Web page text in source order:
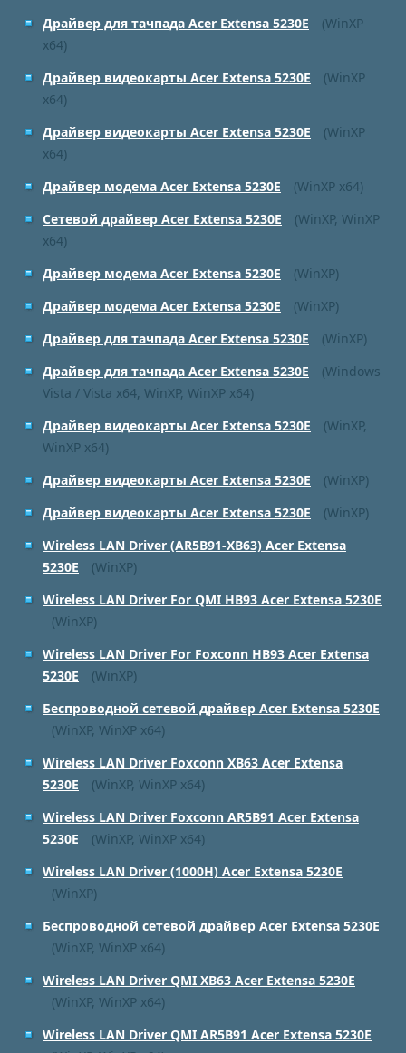
Драйвер для тачпада Acer Extensa 5230E
(WinXP
x64)
Драйвер видеокарты Acer Extensa 5230E
(WinXP
x64)
Драйвер видеокарты Acer Extensa 5230E
(WinXP
x64)
Драйвер модема Acer Extensa 5230E
(WinXP x64)
Сетевой драйвер Acer Extensa 5230E
(WinXP, WinXP
x64)
Драйвер модема Acer Extensa 5230E
(WinXP)
Драйвер модема Acer Extensa 5230E
(WinXP)
Драйвер для тачпада Acer Extensa 5230E
(WinXP)
Драйвер для тачпада Acer Extensa 5230E
(Windows
Vista / Vista x64, WinXP, WinXP x64)
Драйвер видеокарты Acer Extensa 5230E
(WinXP,
WinXP x64)
Драйвер видеокарты Acer Extensa 5230E
(WinXP)
Драйвер видеокарты Acer Extensa 5230E
(WinXP)
Wireless LAN Driver (AR5B91-XB63) Acer Extensa
5230E
(WinXP)
Wireless LAN Driver For QMI HB93 Acer Extensa 5230E
(WinXP)
Wireless LAN Driver For Foxconn HB93 Acer Extensa
5230E
(WinXP)
Беспроводной сетевой драйвер Acer Extensa 5230E
(WinXP, WinXP x64)
Wireless LAN Driver Foxconn XB63 Acer Extensa
5230E
(WinXP, WinXP x64)
Wireless LAN Driver Foxconn AR5B91 Acer Extensa
5230E
(WinXP, WinXP x64)
Wireless LAN Driver (1000H) Acer Extensa 5230E
(WinXP)
Беспроводной сетевой драйвер Acer Extensa 5230E
(WinXP, WinXP x64)
Wireless LAN Driver QMI XB63 Acer Extensa 5230E
(WinXP, WinXP x64)
Wireless LAN Driver QMI AR5B91 Acer Extensa 5230E